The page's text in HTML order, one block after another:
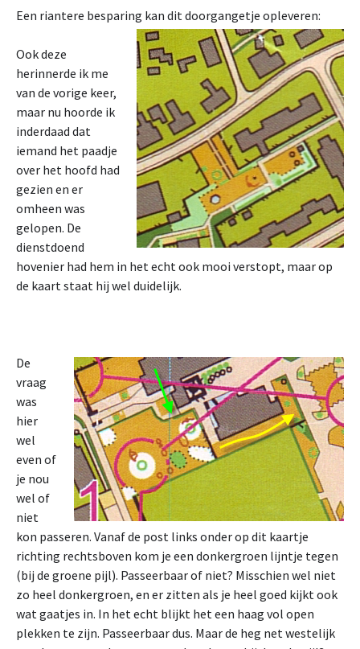
Een riantere besparing kan dit doorgangetje opleveren:
Ook deze
herinnerde ik me
van de vorige keer,
maar nu hoorde ik
inderdaad dat
iemand het paadje
over het hoofd had
gezien en er
omheen was
gelopen. De
dienstdoend
hovenier had hem in het echt ook mooi verstopt, maar op
de kaart staat hij wel duidelijk.
De
vraag
was
hier
wel
even of
je nou
wel of
niet
kon passeren. Vanaf de post links onder op dit kaartje
richting rechtsboven kom je een donkergroen lijntje tegen
(bij de groene pijl). Passeerbaar of niet? Misschien wel niet
zo heel donkergroen, en er zitten als je heel goed kijkt ook
wat gaatjes in. In het echt blijkt het een haag vol open
plekken te zijn. Passeerbaar dus. Maar de heg net westelijk